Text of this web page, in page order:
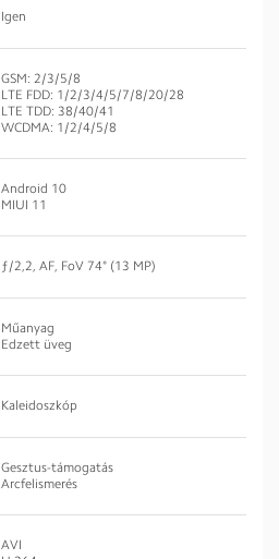
Igen
GSM: 2/3/5/8
LTE FDD: 1/2/3/4/5/7/8/20/28
LTE TDD: 38/40/41
WCDMA: 1/2/4/5/8
Android 10
MIUI 11
ƒ/2,2, AF, FoV 74° (13 MP)
Műanyag
Edzett üveg
Kaleidoszkóp
Gesztus-támogatás
Arcfelismerés
AVI